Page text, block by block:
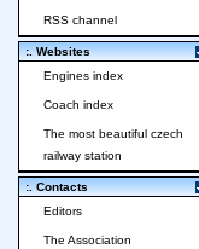
RSS channel
:. Websites
Engines index
Coach index
The most beautiful czech
railway station
:. Contacts
Editors
The Association